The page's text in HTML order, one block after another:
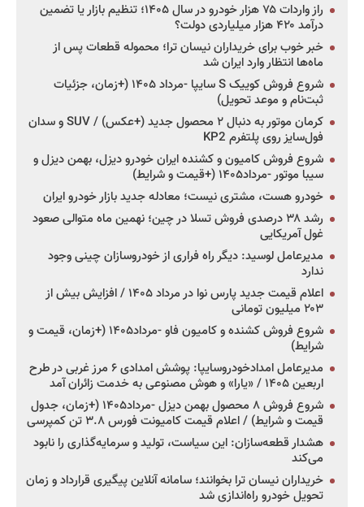
راز واردات ۷۵ هزار خودرو در سال ۱۴۰۵؛ تنظیم بازار یا تضمین
درآمد ۴۲۰ هزار میلیاردی دولت؟
خبر خوب برای خریداران نیسان ترا؛ محموله قطعات پس از
ماه‌ها انتظار وارد ایران شد
شروع فروش کوییک S سایپا -مرداد ۱۴۰۵ (+زمان، جزئیات
ثبت‌نام و موعد تحویل)
کرمان موتور به دنبال ۲ محصول جدید (+عکس) / SUV و سدان
فول‌سایز روی پلتفرم KP2
شروع فروش کامیون و کشنده ایران خودرو دیزل، بهمن دیزل و
سیبا موتور -مرداد۱۴۰۵ (+قیمت و شرایط)
خودرو هست، مشتری نیست؛ معادله جدید بازار خودرو ایران
رشد ۳۸ درصدی فروش تسلا در چین؛ نهمین ماه متوالی صعود
غول آمریکایی
مدیرعامل لوسید: دیگر راه فراری از خودروسازان چینی وجود
ندارد
اعلام قیمت جدید پارس نوا در مرداد ۱۴۰۵ / افزایش بیش از
۲۰۳ میلیون تومانی
شروع فروش کشنده و کامیون فاو -مرداد۱۴۰۵ (+زمان، قیمت و
شرایط)
مدیرعامل امدادخودروسایپا: پوشش امدادی ۶ مرز غربی در طرح
اربعین ۱۴۰۵ / «یارا» و هوش مصنوعی به خدمت زائران آمد
شروع فروش ۸ محصول بهمن دیزل -مرداد۱۴۰۵ (+زمان، جدول
قیمت و شرایط) / اعلام قیمت کامیونت فورس ۳.۸ تن کمپرسی
هشدار قطعه‌سازان: این سیاست، تولید و سرمایه‌گذاری را نابود
می‌کند
خریداران نیسان ترا بخوانند؛ سامانه آنلاین پیگیری قرارداد و زمان
تحویل خودرو راه‌اندازی شد